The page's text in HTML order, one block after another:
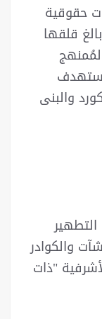
حقوقية
قلقها
والبنى
والكوادر
"ذات